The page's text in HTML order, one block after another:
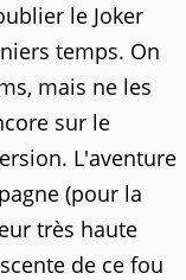
le Joker
temps. On
mais ne les
sur le
L'aventure
(pour la
très haute
de ce fou